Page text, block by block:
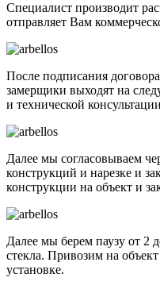
Специалист производит
отправляет Вам
После подписания
замерщики выходят на
и технической
Далее мы согласовываем
конструкций и нарезке и
конструкции на объект и
Далее мы берем паузу от 2
стекла. Привозим на
установке.